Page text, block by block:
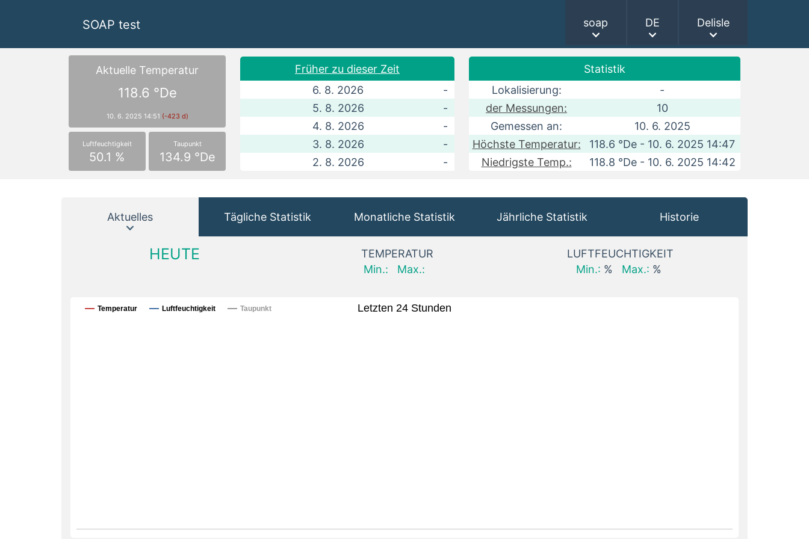
SOAP test soap DE Delisle
Aktuelle Temperatur
118.6 °De
10. 6. 2025 14:51 (-423 d)
Luftfeuchtigkeit
50.1 %
Taupunkt
134.9 °De
Früher zu dieser Zeit
6. 8. 2026
-
5. 8. 2026
-
4. 8. 2026
-
3. 8. 2026
-
2. 8. 2026
-
Statistik
Lokalisierung:
-
der Messungen:
10
Gemessen an:
10. 6. 2025
Höchste Temperatur:
118.6 °De - 10. 6. 2025 14:47
Niedrigste Temp.:
118.8 °De - 10. 6. 2025 14:42
Aktuelles Tägliche Statistik Monatliche Statistik Jährliche Statistik Historie
HEUTE
TEMPERATUR
Min.:
Max.:
LUFTFEUCHTIGKEIT
Min.: % Max.: %
Letzten 24 Stunden
Temperatur Luftfeuchtigkeit Taupunkt